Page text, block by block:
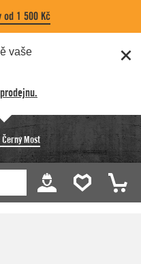
od 1 500 Kč
vaše
Most